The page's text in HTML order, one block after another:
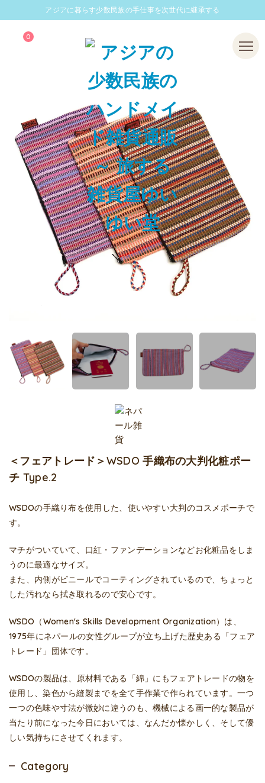
アジアに暮らす少数民族の手仕事を次世代に継承する
0 Menu
＜フェアトレード＞WSDO 手織布の大判化粧ポー
チ Type.2
WSDOの手織り布を使用した、使いやすい大判のコスメポーチで
す。
マチがついていて、口紅・ファンデーションなどお化粧品をしま
うのに最適なサイズ。
また、内側がビニールでコーティングされているので、ちょっと
した汚れなら拭き取れるので安心です。
WSDO（Women's Skills Development Organization）は、
1975年にネパールの女性グループが立ち上げた歴史ある「フェア
トレード」団体です。
WSDOの製品は、原材料である「綿」にもフェアトレードの物を
使用し、染色から縫製までを全て手作業で作られています。一つ
一つの色味や寸法が微妙に違うのも、機械による画一的な製品が
当たり前になった今日においては、なんだか懐かしく、そして優
しい気持ちにさせてくれます。
Category